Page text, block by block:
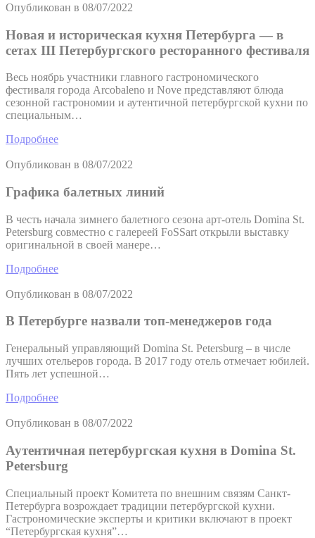
Опубликован в 08/07/2022
Новая и историческая кухня Петербурга — в
сетах III Петербургского ресторанного фестиваля
Весь ноябрь участники главного гастрономического
фестиваля города Arcobaleno и Nove представляют блюда
сезонной гастрономии и аутентичной петербургской кухни по
специальным…
Подробнее
Опубликован в 08/07/2022
Графика балетных линий
В честь начала зимнего балетного сезона арт-отель Domina St.
Petersburg совместно с галереей FoSSart открыли выставку
оригинальной в своей манере…
Подробнее
Опубликован в 08/07/2022
В Петербурге назвали топ-менеджеров года
Генеральный управляющий Domina St. Petersburg – в числе
лучших отельеров города. В 2017 году отель отмечает юбилей.
Пять лет успешной…
Подробнее
Опубликован в 08/07/2022
Аутентичная петербургская кухня в Domina St.
Petersburg
Специальный проект Комитета по внешним связям Санкт-
Петербурга возрождает традиции петербургской кухни.
Гастрономические эксперты и критики включают в проект
“Петербургская кухня”…